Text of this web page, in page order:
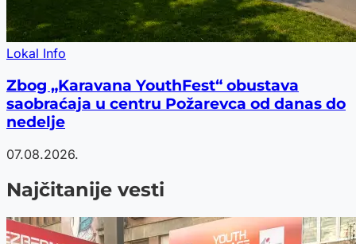
Lokal Info
Zbog „Karavana YouthFest“ obustava
saobraćaja u centru Požarevca od danas do
nedelje
07.08.2026.
Najčitanije vesti